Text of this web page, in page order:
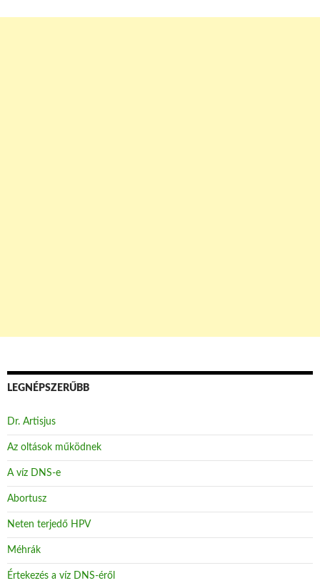
LEGNÉPSZERŰBB
Dr. Artisjus
Az oltások működnek
A víz DNS-e
Abortusz
Neten terjedő HPV
Méhrák
Értekezés a víz DNS-éről